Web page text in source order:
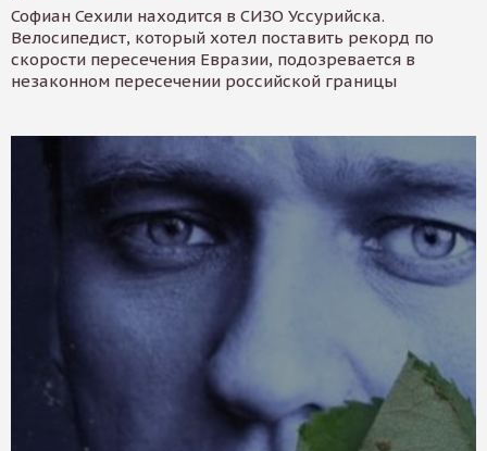
Софиан Сехили находится в СИЗО Уссурийска.
Велосипедист, который хотел поставить рекорд по
скорости пересечения Евразии, подозревается в
незаконном пересечении российской границы